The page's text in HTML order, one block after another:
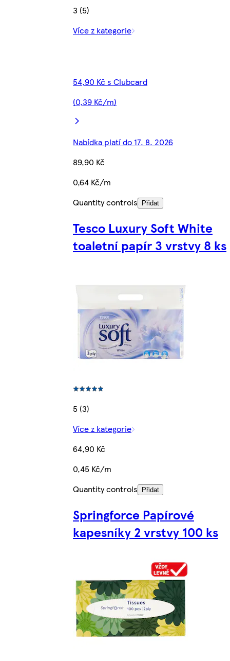
3 (5)
Více z kategorie
54,90 Kč s Clubcard
(0,39 Kč/m)
Nabídka platí do 17. 8. 2026
89,90 Kč
0,64 Kč/m
Quantity controls
Přidat
Tesco Luxury Soft White
toaletní papír 3 vrstvy 8 ks
5 (3)
Více z kategorie
64,90 Kč
0,45 Kč/m
Quantity controls
Přidat
Springforce Papírové
kapesníky 2 vrstvy 100 ks